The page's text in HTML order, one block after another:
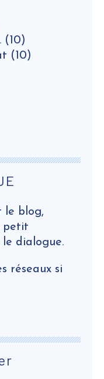
(10)
(10)
le blog,
petit
dialogue.
réseaux si